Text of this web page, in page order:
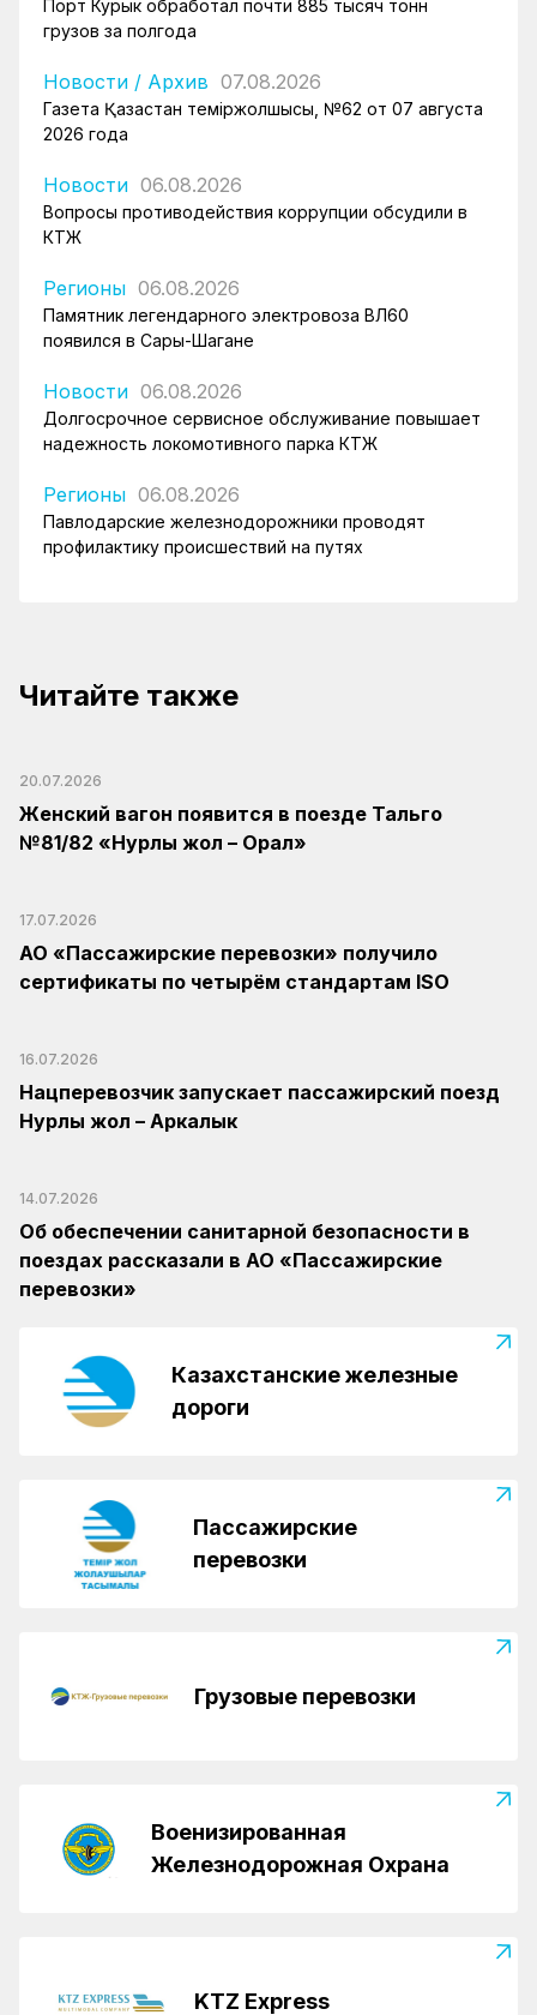
Порт Курык обработал почти 885 тысяч тонн
грузов за полгода
Новости / Архив 07.08.2026
Газета Қазақстан теміржолшысы, №62 от 07 августа
2026 года
Новости 06.08.2026
Вопросы противодействия коррупции обсудили в
КТЖ
Регионы 06.08.2026
Памятник легендарного электровоза ВЛ60
появился в Сары-Шагане
Новости 06.08.2026
Долгосрочное сервисное обслуживание повышает
надежность локомотивного парка КТЖ
Регионы 06.08.2026
Павлодарские железнодорожники проводят
профилактику происшествий на путях
Читайте также
20.07.2026
Женский вагон появится в поезде Тальго
№81/82 «Нурлы жол – Орал»
17.07.2026
АО «Пассажирские перевозки» получило
сертификаты по четырём стандартам ISO
16.07.2026
Нацперевозчик запускает пассажирский поезд
Нурлы жол – Аркалык
14.07.2026
Об обеспечении санитарной безопасности в
поездах рассказали в АО «Пассажирские
перевозки»
Казахстанские железные
дороги
Пассажирские
перевозки
Грузовые перевозки
Военизированная
Железнодорожная Охрана
KTZ Express